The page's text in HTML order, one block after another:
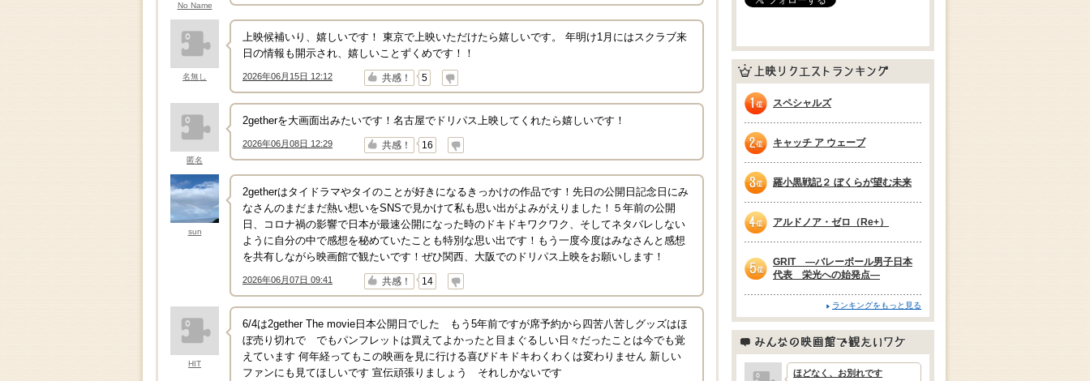
No Name
名無し
上映候補いり、嬉しいです！ 東京で上映いただけたら嬉しいです。 年明け1月にはスクラブ来
日の情報も開示され、嬉しいことずくめです！！
2026年06月15日 12:12
↑ 共感！ 5
↓
匿名
2getherを大画面出みたいです！名古屋でドリパス上映してくれたら嬉しいです！
2026年06月08日 12:29
↑ 共感！ 16
↓
sun
2getherはタイドラマやタイのことが好きになるきっかけの作品です！先日の公開日記念日にみ
なさんのまだまだ熱い想いをSNSで見かけて私も思い出がよみがえりました！５年前の公開
日、コロナ禍の影響で日本が最速公開になった時のドキドキワクワク、そしてネタバレしない
ように自分の中で感想を秘めていたことも特別な思い出です！もう一度今度はみなさんと感想
を共有しながら映画館で観たいです！ぜひ関西、大阪でのドリパス上映をお願いします！
2026年06月07日 09:41
↑ 共感！ 14
↓
HIT
6/4は2gether The movie日本公開日でした もう5年前ですが席予約から四苦八苦しグッズはほ
ぼ売り切れで でもパンフレットは買えてよかったと目まぐるしい日々だったことは今でも覚
えています 何年経ってもこの映画を見に行ける喜びドキドキわくわくは変わりません 新しい
ファンにも見てほしいです 宣伝頑張りましょう それしかないです
上映リクエストランキング
1位
スペシャルズ
2位
キャッチ ア ウェーブ
3位
羅小黒戦記２ ぼくらが望む未来
4位
アルドノア・ゼロ（Re+）
GRIT —バレーボール男子日本
代表 栄光への始発点—
ランキングをもっと見る
みんなの映画館で観たいワケ
ほどなく、お別れです